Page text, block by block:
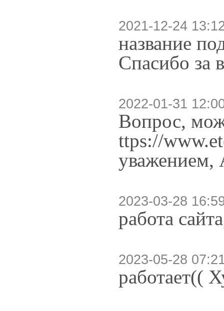
2021-12-24
название
Спасибо за
2022-01-31
Вопрос,
ttps://
уважением,
2023-03-28
работа
2023-05-28
работает((